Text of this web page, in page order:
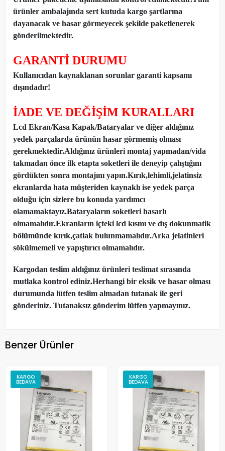
ürünler ambalajında sert kutuda kargo şartlarına
dayanacak ve hasar görmeyecek şekilde paketlenerek
gönderilmektedir.
GARANTİ DURUMU
Kullanıcıdan kaynaklanan sorunlar garanti kapsamı
dışındadır!
İADE VE DEĞİŞİM KURALLARI
Lcd Ekran/Kasa Kapak/Bataryalar ve diğer aldığınız
yedek parçalarda ürünün hasar görmemiş olması
gerekmektedir.Aldığınız ürünleri montaj yapmadan/vida
takmadan önce ilk etapta soketleri ile deneyip çalıştığını
gördükten sonra montajını yapın.Kırık,lehimli,jelatinsiz
ekranlarda hata müşteriden kaynaklı ise yedek parça
olduğu için sizlere bu konuda yardımcı
olamamaktayız.Bataryaların soketleri hasarlı
olmamalıdır.Ekranların içteki lcd kısmı ve dış dokunmatik
bölümünde kırık,çatlak bulunmamalıdır.Arka jelatinleri
sökülmemeli ve yapıştırıcı olmamalıdır.
Kargodan teslim aldığınız ürünleri teslimat sırasında
mutlaka kontrol ediniz.Herhangi bir eksik ve hasar olması
durumunda lütfen teslim almadan tutanak ile geri
gönderiniz. Tutanaksız gönderim lütfen yapmayınız.
Benzer Ürünler
KARGO
BEDAVA
KARGO
BEDAVA